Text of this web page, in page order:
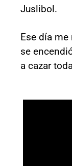
Juslibol.
Ese día
se
a cazar